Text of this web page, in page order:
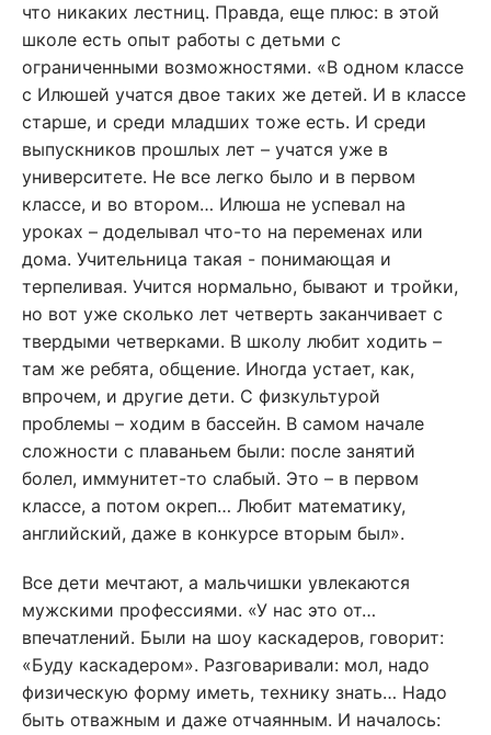
что никаких лестниц. Правда, еще плюс: в этой
школе есть опыт работы с детьми с
ограниченными возможностями. «В одном классе
с Илюшей учатся двое таких же детей. И в классе
старше, и среди младших тоже есть. И среди
выпускников прошлых лет – учатся уже в
университете. Не все легко было и в первом
классе, и во втором… Илюша не успевал на
уроках – доделывал что-то на переменах или
дома. Учительница такая - понимающая и
терпеливая. Учится нормально, бывают и тройки,
но вот уже сколько лет четверть заканчивает с
твердыми четверками. В школу любит ходить –
там же ребята, общение. Иногда устает, как,
впрочем, и другие дети. С физкультурой
проблемы – ходим в бассейн. В самом начале
сложности с плаваньем были: после занятий
болел, иммунитет-то слабый. Это – в первом
классе, а потом окреп… Любит математику,
английский, даже в конкурсе вторым был».
Все дети мечтают, а мальчишки увлекаются
мужскими профессиями. «У нас это от…
впечатлений. Были на шоу каскадеров, говорит:
«Буду каскадером». Разговаривали: мол, надо
физическую форму иметь, технику знать… Надо
быть отважным и даже отчаянным. И началось: